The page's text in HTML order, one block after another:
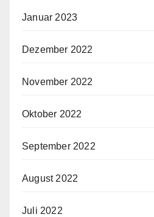
Januar 2023
Dezember 2022
November 2022
Oktober 2022
September 2022
August 2022
Juli 2022